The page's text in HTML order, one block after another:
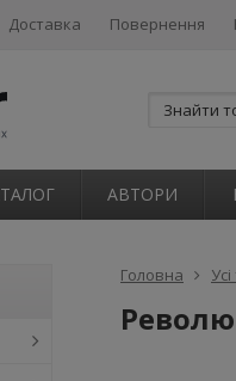
Доставка Повернення
АВТОРИ
Головна